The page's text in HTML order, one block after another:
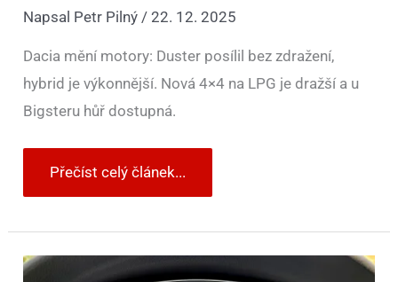
Napsal Petr Pilný/22. 12. 2025
Dacia mění motory: Duster posílil bez zdražení,
hybrid je výkonnější. Nová 4×4 na LPG je dražší a u
Bigsteru hůř dostupná.
Přečíst celý článek...
Elektromobily